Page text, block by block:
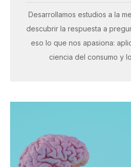
Desarrollamos estudios a la
descubrir la respuesta a
eso lo que nos apasiona:
ciencia del consumo y